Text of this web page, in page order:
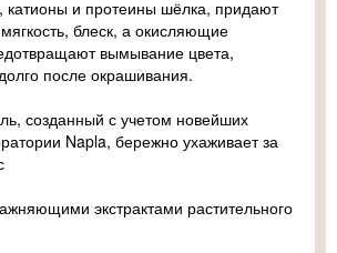
катионы и протеины шёлка, придают
блеск, а окисляющие
вымывание цвета,
после окрашивания.
созданный с учетом новейших
Napla, бережно ухаживает за
экстрактами растительного